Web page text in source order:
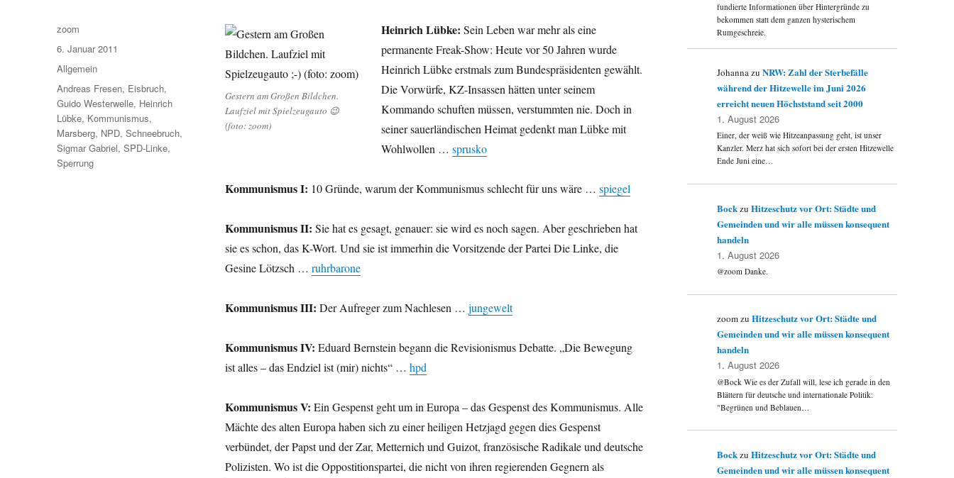
Gestern am Großen Bildchen.
Laufziel mit Spielzeugauto 😉
(foto: zoom)
Heinrich Lübke: Sein Leben war mehr als eine
permanente Freak-Show: Heute vor 50 Jahren wurde
Heinrich Lübke erstmals zum Bundespräsidenten gewählt.
Die Vorwürfe, KZ-Insassen hätten unter seinem
Kommando schuften müssen, verstummten nie. Doch in
seiner sauerländischen Heimat gedenkt man Lübke mit
Wohlwollen … sprusko
Kommunismus I: 10 Gründe, warum der Kommunismus schlecht für uns wäre … spiegel
Kommunismus II: Sie hat es gesagt, genauer: sie wird es noch sagen. Aber geschrieben hat
sie es schon, das K-Wort. Und sie ist immerhin die Vorsitzende der Partei Die Linke, die
Gesine Lötzsch … ruhrbarone
Kommunismus III: Der Aufreger zum Nachlesen … jungewelt
Kommunismus IV: Eduard Bernstein begann die Revisionismus Debatte. „Die Bewegung
ist alles – das Endziel ist (mir) nichts“ … hpd
Kommunismus V: Ein Gespenst geht um in Europa – das Gespenst des Kommunismus. Alle
Mächte des alten Europa haben sich zu einer heiligen Hetzjagd gegen dies Gespenst
verbündet, der Papst und der Zar, Metternich und Guizot, französische Radikale und deutsche
Polizisten. Wo ist die Oppostitionspartei, die nicht von ihren regierenden Gegnern als
Autor
zoom
Veröffentlicht
am
6. Januar 2011
Kategorien
Allgemein
Schlagwörter
Andreas Fresen, Eisbruch,
Guido Westerwelle, Heinrich
Lübke, Kommunismus,
Marsberg, NPD,Schneebruch,
Sigmar Gabriel,SPD-Linke,
Sperrung
fundierte Informationen über Hintergründe zu
bekommen statt dem ganzen hysterischem
Rumgeschreie.
JohannazuNRW: Zahl der Sterbefälle
während der Hitzewelle im Juni 2026
erreicht neuen Höchststand seit 2000
1. August 2026
Einer, der weiß wie Hitzeanpassung geht, ist unser
Kanzler. Merz hat sich sofort bei der ersten Hitzewelle
Ende Juni eine…
BockzuHitzeschutz vor Ort: Städte und
Gemeinden und wir alle müssen konsequent
handeln
1. August 2026
@zoom Danke.
zoomzuHitzeschutz vor Ort: Städte und
Gemeinden und wir alle müssen konsequent
handeln
1. August 2026
@Bock Wie es der Zufall will, lese ich gerade in den
Blättern für deutsche und internationale Politik:
"Begrünen und Beblauen…
BockzuHitzeschutz vor Ort: Städte und
Gemeinden und wir alle müssen konsequent